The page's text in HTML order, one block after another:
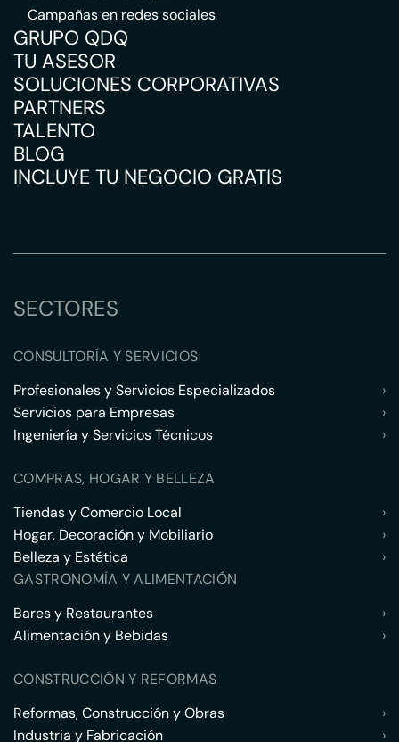
Campañas en redes sociales
GRUPO QDQ
TU ASESOR
SOLUCIONES CORPORATIVAS
PARTNERS
TALENTO
BLOG
INCLUYE TU NEGOCIO GRATIS
SECTORES
CONSULTORÍA Y SERVICIOS
Profesionales y Servicios Especializados
›
Servicios para Empresas
›
Ingeniería y Servicios Técnicos
›
COMPRAS, HOGAR Y BELLEZA
Tiendas y Comercio Local
›
Hogar, Decoración y Mobiliario
›
Belleza y Estética
›
GASTRONOMÍA Y ALIMENTACIÓN
Bares y Restaurantes
›
Alimentación y Bebidas
›
CONSTRUCCIÓN Y REFORMAS
Reformas, Construcción y Obras
›
Industria y Fabricación
›